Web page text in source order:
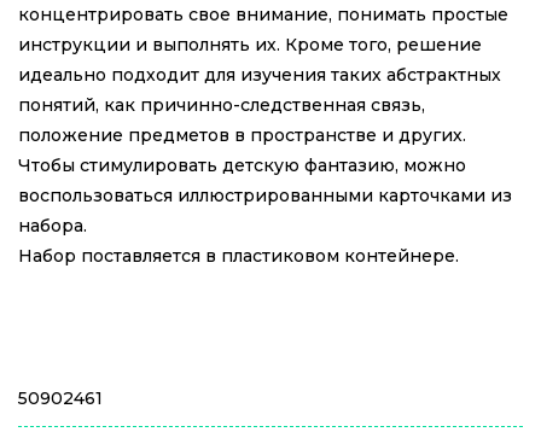
концентрировать свое внимание, понимать простые
инструкции и выполнять их. Кроме того, решение
идеально подходит для изучения таких абстрактных
понятий, как причинно-следственная связь,
положение предметов в пространстве и других.
Чтобы стимулировать детскую фантазию, можно
воспользоваться иллюстрированными карточками из
набора.
Набор поставляется в пластиковом контейнере.
50902461